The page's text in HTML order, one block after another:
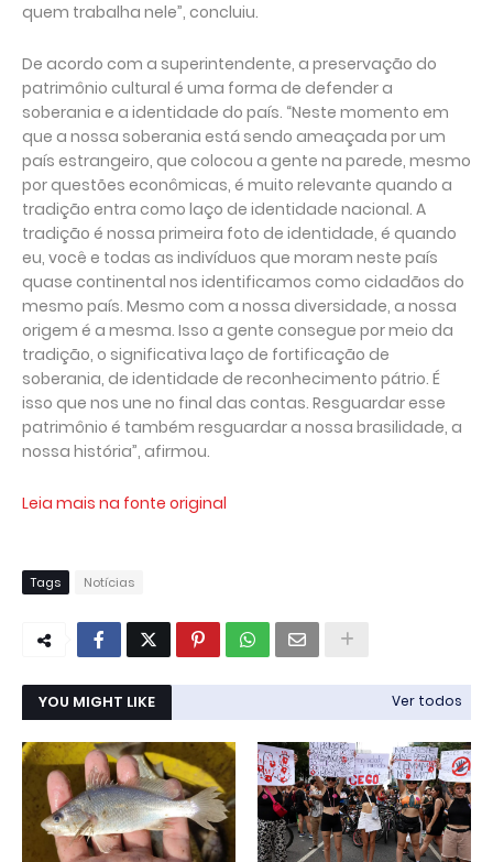
quem trabalha nele”, concluiu.
De acordo com a superintendente, a preservação do
patrimônio cultural é uma forma de defender a
soberania e a identidade do país. “Neste momento em
que a nossa soberania está sendo ameaçada por um
país estrangeiro, que colocou a gente na parede, mesmo
por questões econômicas, é muito relevante quando a
tradição entra como laço de identidade nacional. A
tradição é nossa primeira foto de identidade, é quando
eu, você e todas as indivíduos que moram neste país
quase continental nos identificamos como cidadãos do
mesmo país. Mesmo com a nossa diversidade, a nossa
origem é a mesma. Isso a gente consegue por meio da
tradição, o significativa laço de fortificação de
soberania, de identidade de reconhecimento pátrio. É
isso que nos une no final das contas. Resguardar esse
patrimônio é também resguardar a nossa brasilidade, a
nossa história”, afirmou.
Leia mais na fonte original
Tags Notícias
YOU MIGHT LIKE Ver todos